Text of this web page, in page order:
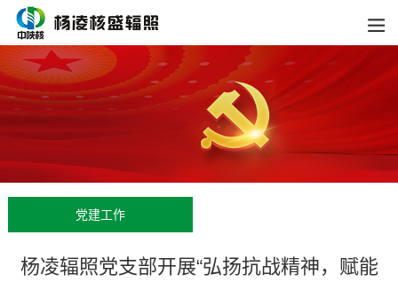
党建工作
杨凌辐照党支部开展“弘扬抗战精神，赋能